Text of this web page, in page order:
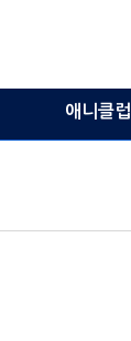
애니클럽